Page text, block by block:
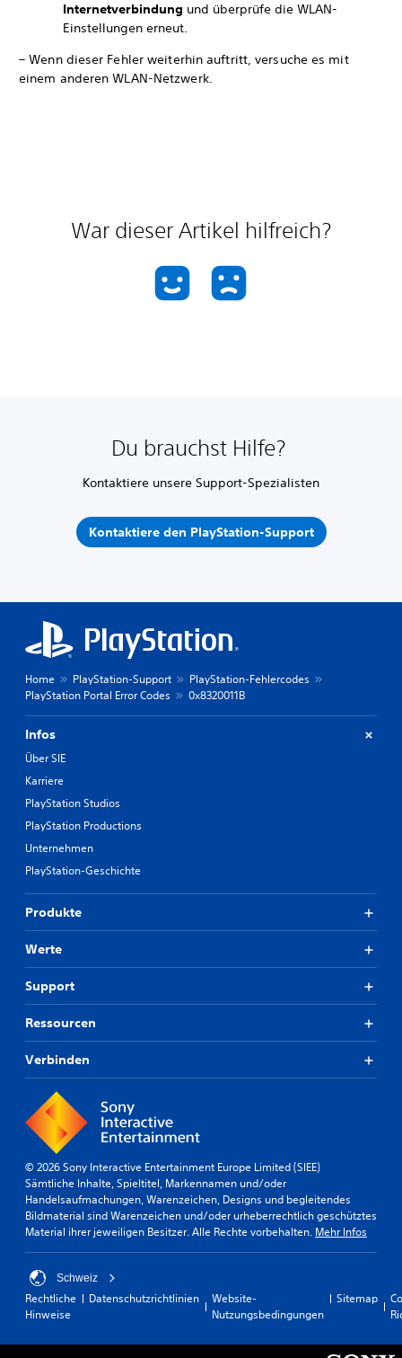
Internetverbindung und überprüfe die WLAN-
Einstellungen erneut.
– Wenn dieser Fehler weiterhin auftritt, versuche es mit
einem anderen WLAN-Netzwerk.
War dieser Artikel hilfreich?
Du brauchst Hilfe?
Kontaktiere unsere Support-Spezialisten
Kontaktiere den PlayStation-Support
Home PlayStation-Support
PlayStation-Fehlercodes
PlayStation Portal Error Codes
0x8320011B
Infos
Über SIE
Karriere
PlayStation Studios
PlayStation Productions
Unternehmen
PlayStation-Geschichte
Produkte
Werte
Support
Ressourcen
Verbinden
© 2026 Sony Interactive Entertainment Europe Limited (SIEE)
Sämtliche Inhalte, Spieltitel, Markennamen und/oder
Handelsaufmachungen, Warenzeichen, Designs und begleitendes
Bildmaterial sind Warenzeichen und/oder urheberrechtlich geschütztes
Material ihrer jeweiligen Besitzer. Alle Rechte vorbehalten. Mehr Infos
Schweiz
Rechtliche
Hinweise
Datenschutzrichtlinien
Website-
Nutzungsbedingungen
Sitemap